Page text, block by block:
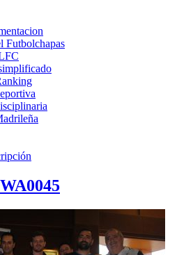
Futbolchapas